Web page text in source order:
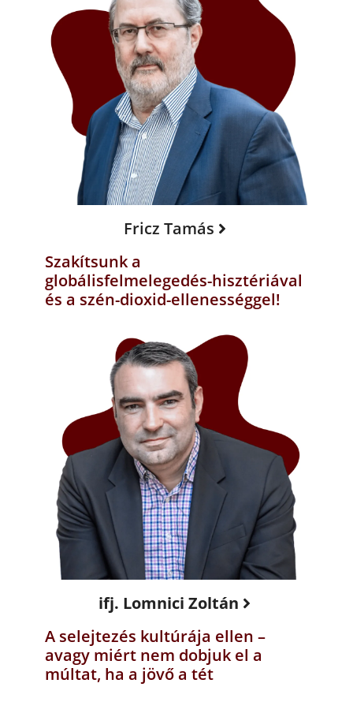
Fricz Tamás
Szakítsunk a
globálisfelmelegedés-hisztériával
és a szén-dioxid-ellenességgel!
ifj. Lomnici Zoltán
A selejtezés kultúrája ellen –
avagy miért nem dobjuk el a
múltat, ha a jövő a tét